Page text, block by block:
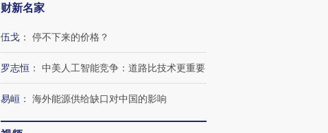
财新名家
伍戈 ： 停不下来的价格？
罗志恒 ： 中美人工智能竞争：道路比技术更重要
易峘 ： 海外能源供给缺口对中国的影响